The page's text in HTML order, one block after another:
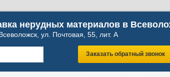
нерудных материалов в
ул. Почтовая, 55, лит. А
Заказать обратный звонок